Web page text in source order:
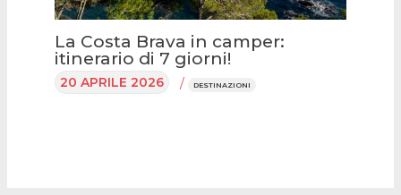
La Costa Brava in camper:
itinerario di 7 giorni!
20 APRILE 2026 / DESTINAZIONI